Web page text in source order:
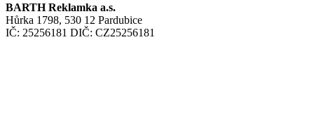
BARTH Reklamka a.s.
Hůrka 1798, 530 12 Pardubice
IČ: 25256181 DIČ: CZ25256181